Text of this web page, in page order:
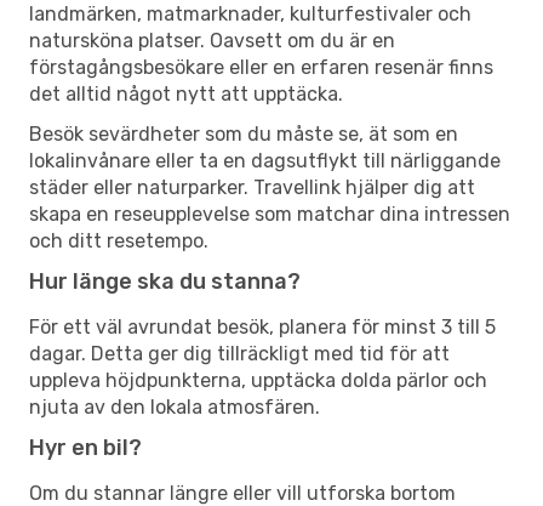
landmärken, matmarknader, kulturfestivaler och
natursköna platser. Oavsett om du är en
förstagångsbesökare eller en erfaren resenär finns
det alltid något nytt att upptäcka.
Besök sevärdheter som du måste se, ät som en
lokalinvånare eller ta en dagsutflykt till närliggande
städer eller naturparker. Travellink hjälper dig att
skapa en reseupplevelse som matchar dina intressen
och ditt resetempo.
Hur länge ska du stanna?
För ett väl avrundat besök, planera för minst 3 till 5
dagar. Detta ger dig tillräckligt med tid för att
uppleva höjdpunkterna, upptäcka dolda pärlor och
njuta av den lokala atmosfären.
Hyr en bil?
Om du stannar längre eller vill utforska bortom